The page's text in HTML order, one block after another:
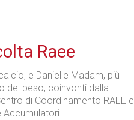
Raee
e Danielle Madam, più
del peso, coinvonti dalla
di Coordinamento RAEE e
Accumulatori.